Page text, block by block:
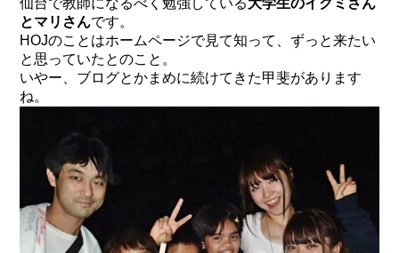
とマリさんです。
HOJのことはホームページで見て知って、ずっと来たい
と思っていたとのこと。
いやー、ブログとかまめに続けてきた甲斐があります
ね。